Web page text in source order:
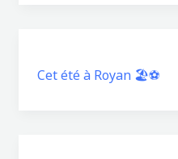
Cet été à Royan 🏖️⚽